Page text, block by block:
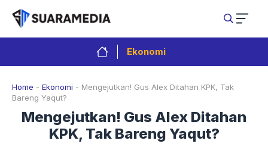
Langsung
isi
Ekonomi
Home - Ekonomi - Mengejutkan! Gus Alex Ditahan KPK, Tak
Bareng Yaqut?
Mengejutkan! Gus Alex Ditahan
KPK, Tak Bareng Yaqut?